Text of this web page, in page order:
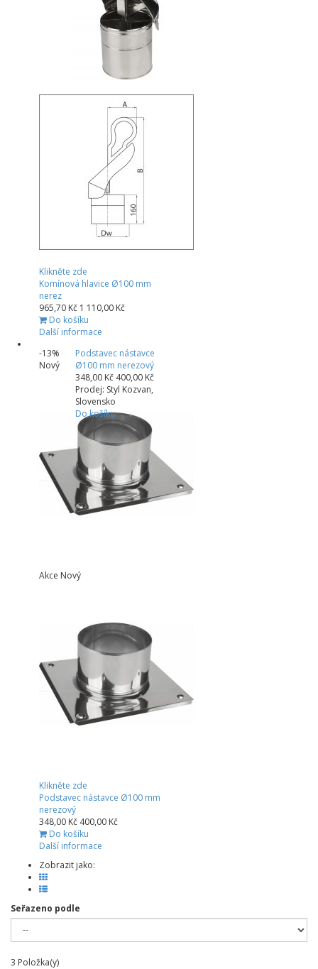
Klikněte zde
Komínová hlavice Ø100 mm
nerez
965,70 Kč 1 110,00 Kč
Do košíku
Další informace
-13%
Nový
Podstavec nástavce
Ø100 mm nerezový
348,00 Kč 400,00 Kč
Prodej: Styl Kozvan,
Slovensko
Do košíku
Akce Nový
Klikněte zde
Podstavec nástavce Ø100 mm
nerezový
348,00 Kč 400,00 Kč
Do košíku
Další informace
Zobrazit jako:
Seřazeno podle
3 Položka(y)